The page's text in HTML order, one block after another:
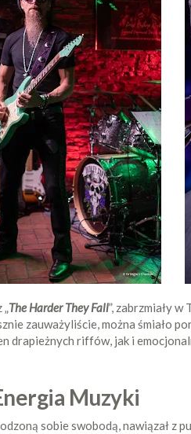
„The Harder They Fall”, zabrzmiały
zauważyliście, można śmiało
drapieżnych riffów, jak i
Muzyki
sobie swobodą, nawiązał z